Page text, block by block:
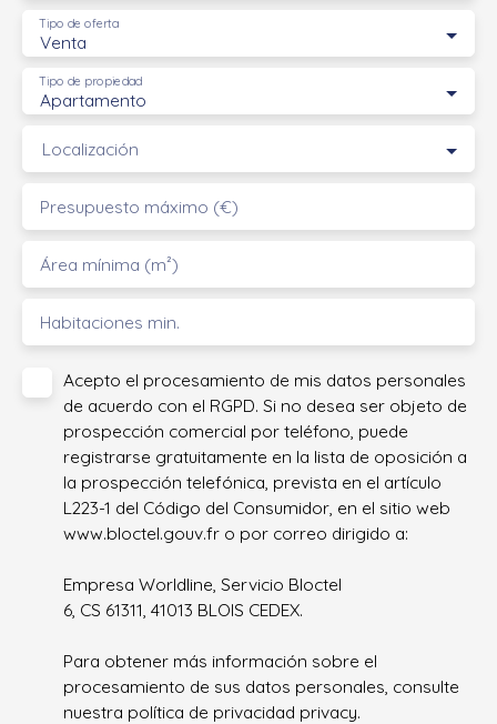
Venta
Tipo de oferta
Apartamento
Tipo de propiedad
Localización
Presupuesto máximo (€)
Área mínima (m²)
Habitaciones min.
Acepto el procesamiento de mis datos personales
de acuerdo con el RGPD. Si no desea ser objeto de
prospección comercial por teléfono, puede
registrarse gratuitamente en la lista de oposición a
la prospección telefónica, prevista en el artículo
L223-1 del Código del Consumidor, en el sitio web
www.bloctel.gouv.fr o por correo dirigido a:
Empresa Worldline, Servicio Bloctel
6, CS 61311, 41013 BLOIS CEDEX.
Para obtener más información sobre el
procesamiento de sus datos personales, consulte
nuestra política de privacidad privacy.